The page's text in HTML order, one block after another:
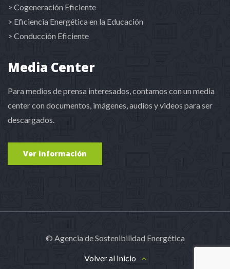
> Cogeneración Eficiente
> Eficiencia Energética en la Educación
> Conducción Eficiente
Media Center
Para medios de prensa interesados, contamos con un media
center con documentos, imágenes, audios y videos para ser
descargados.
Ver información
© Agencia de Sostenibilidad Energética
Volver al Inicio